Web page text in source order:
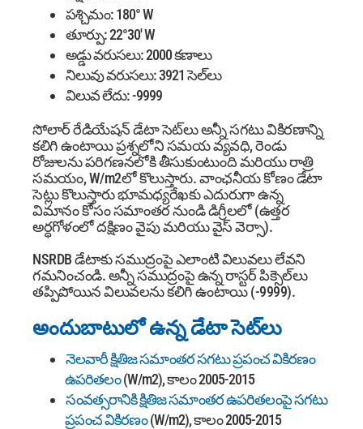
పశ్చిమం: 180° W
తూర్పు: 22°30' W
అడ్డు వరుసలు: 2000 కణాలు
నిలువు వరుసలు: 3921 సెల్‌లు
విలువ లేదు: -9999
సోలార్ రేడియేషన్ డేటా సెట్‌లు అన్నీ సగటు వికిరణాన్ని
కలిగి ఉంటాయి ప్రశ్నలోని సమయ వ్యవధి, రెండు
రోజులను పరిగణనలోకి తీసుకుంటుంది మరియు రాత్రి
సమయం, W/m2లో కొలుస్తారు. వాంఛనీయ కోణండేటా
సెట్లు కొలుస్తారు భూమధ్యరేఖకు ఎదురుగా ఉన్న
విమానం కోసం సమాంతర నుండి డిగ్రీలలో (ఉత్తర
అర్ధగోళంలో దక్షిణం వైపు మరియు వైస్ వెర్సా).
NSRDB డేటాకు సముద్రంపై ఎలాంటి విలువలు లేవని
గమనించండి. అన్నీ సముద్రంపై ఉన్న రాస్టర్ పిక్సెల్‌లు
తప్పిపోయిన విలువలను కలిగి ఉంటాయి (-9999).
అందుబాటులో ఉన్న డేటా సెట్‌లు
నెలవారీ క్షితిజ సమాంతర సగటు ప్రపంచ వికిరణం
ఉపరితలం(W/m2), కాలం 2005-2015
సంవత్సరానికి క్షితిజ సమాంతర ఉపరితలంపై సగటు
ప్రపంచ వికిరణం(W/m2), కాలం 2005-2015